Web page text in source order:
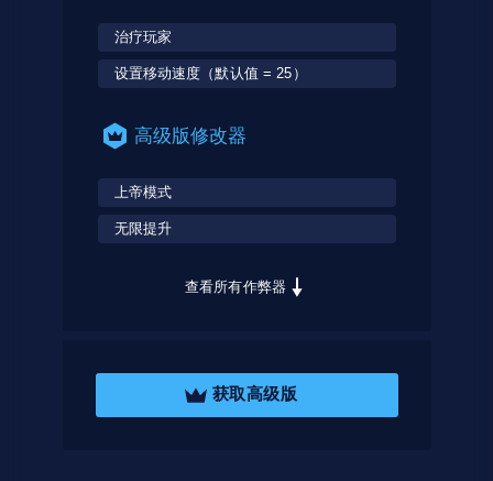
治疗玩家
设置移动速度（默认值 = 25）
高级版修改器
上帝模式
无限提升
查看所有作弊器
获取高级版